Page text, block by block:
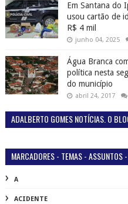
Em Santana do
usou cartão de
R$ 4 mil
junho 04, 2025
Água Branca
política nesta
do município
abril 24, 2017
ADALBERTO GOMES NOTÍCIAS. O
MARCADORES - TEMAS - ASSUNTOS
A
ACIDENTE